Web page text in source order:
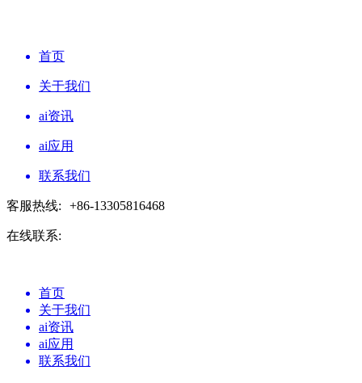
首页
关于我们
ai资讯
ai应用
联系我们
客服热线: +86-13305816468
在线联系:
首页
关于我们
ai资讯
ai应用
联系我们